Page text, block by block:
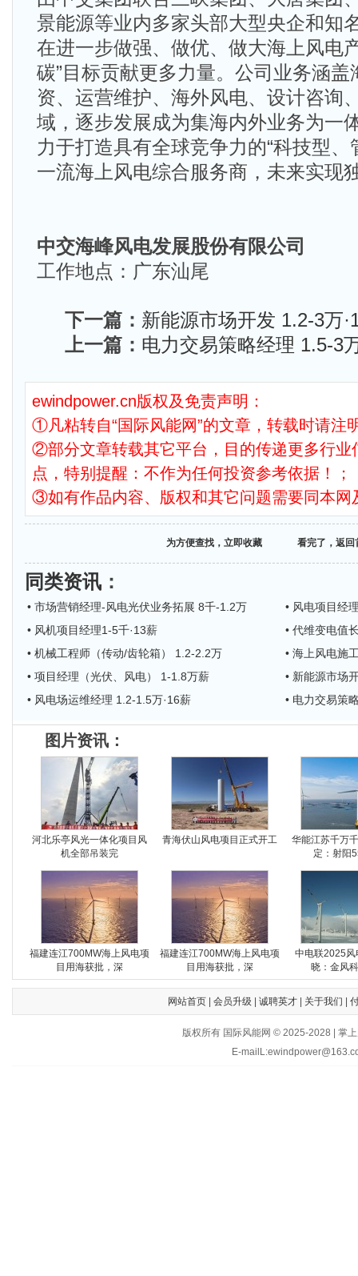
景能源等业内多家头部大型央企和知
在进一步做强、做优、做大海上风电
碳”目标贡献更多力量。公司业务涵
资、运营维护、海外风电、设计咨询
域，逐步发展成为集海内外业务为一
力于打造具有全球竞争力的“科技型、
一流海上风电综合服务商，未来实现
中交海峰风电发展股份有限公司
工作地点：广东汕尾
下一篇： 新能源市场开发 1.2-3万
上一篇： 电力交易策略经理 1.5-3
ewindpower.cn版权及免责声明：
①凡粘转自“国际风能网”的文章，转载时请注
②部分文章转载其它平台，目的传递更多行业
点，特别提醒：不作为任何投资参考依据！；
③如有作品内容、版权和其它问题需要同本网
为方便查找，立即收藏 看完了，返回
同类资讯 ：
• 市场营销经理-风电光伏业务拓展 8千-1.2万
• 风电项目经
• 风机项目经理1-5千·13薪
• 代维变电值
• 机械工程师（传动/齿轮箱） 1.2-2.2万
• 海上风电施
• 项目经理（光伏、风电） 1-1.8万薪
• 新能源市场
• 风电场运维经理 1.2-1.5万·16薪
• 电力交易策
图片资讯：
河北乐亭风光一体化项目风
机全部吊装完
青海伏山风电项目正式开工
华能江苏千万
定：射阳
福建连江700MW海上风电项
目用海获批，深
福建连江700MW海上风电项
目用海获批，深
中电联2025风
晓：金风
网站首页| 会员升级 诚聘英才| 关于我们
版权所有 国际风能网 © 2025-2028 | 掌
E-